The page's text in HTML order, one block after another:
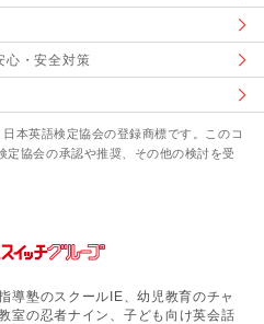
心・安全対策
本英語検定協会の登録商標です。このコ
定協会の承認や推奨、その他の検討を受
導塾のスクールIE、幼児教育のチャ
室の忍者ナイン、子ども向け英会話